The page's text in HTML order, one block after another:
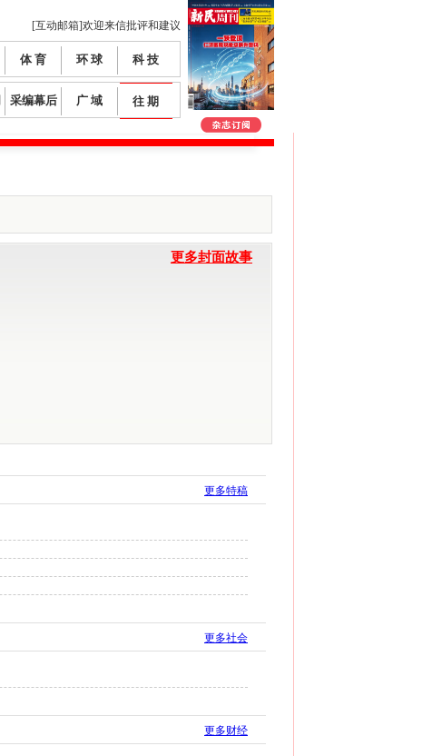
[互动邮箱]欢迎来信批评和建议
体 育 环 球 科 技
采编幕后 广 域 往 期
更多封面故事
更多特稿
更多社会
更多财经